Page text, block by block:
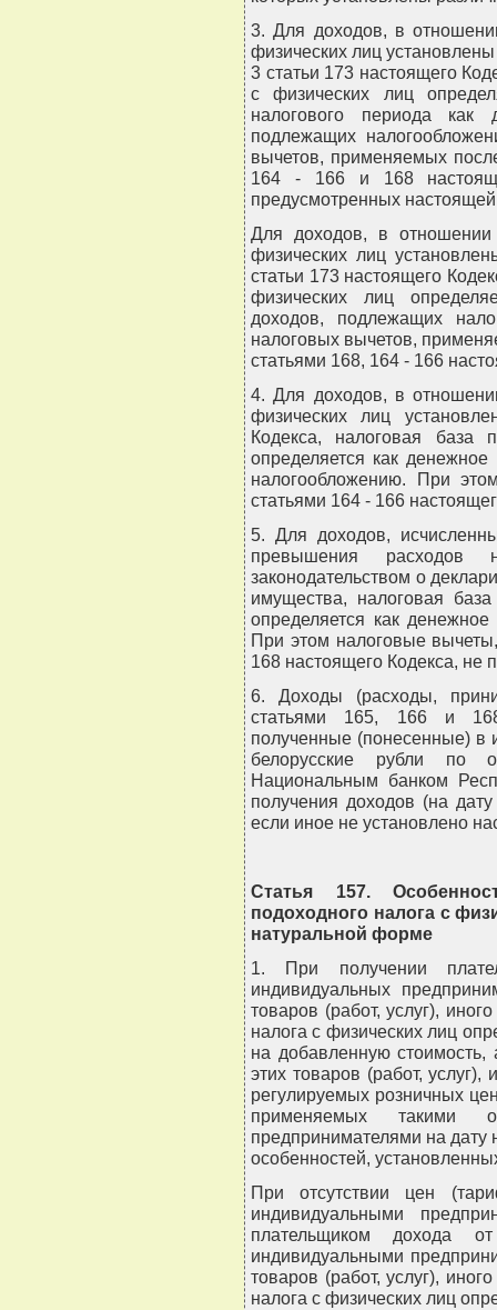
3. Для доходов, в
физических лиц
3 статьи 173 настоящего
с физических лиц
налогового периода как
подлежащих
вычетов, применяемых
164 - 166 и 168
предусмотренных
Для доходов, в отношении
физических лиц
статьи 173 настоящего
физических лиц
доходов, подлежащих
налоговых вычетов,
статьями 168, 164 - 166
4. Для доходов, в
физических лиц
Кодекса, налоговая база
определяется как
налогообложению. При
статьями 164 - 166
5. Для доходов,
превышения расходов
законодательством о
имущества, налоговая
определяется как
При этом налоговые
168 настоящего Кодекса, не
6. Доходы (расходы,
статьями 165, 166 и 168
полученные (понесенные) в
белорусские рубли по
Национальным банком
получения доходов (на
если иное не установлено
Статья 157.
подоходного налога с
натуральной форме
1. При получении
индивидуальных
товаров (работ, услуг),
налога с физических лиц
на добавленную
этих товаров (работ,
регулируемых розничных
применяемых такими
предпринимателями на дату
особенностей,
При отсутствии цен
индивидуальными
плательщиком дохода
индивидуальными
товаров (работ, услуг),
налога с физических лиц